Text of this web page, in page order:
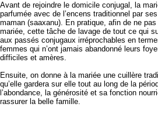
Avant de rejoindre le domicile conjugal, la
parfumée avec de l’encens traditionnel par
maman (saaxanu). En pratique, afin de ne
mariée, cette tâche de lavage de tout ce qui
aux passés conjugaux irréprochables en
femmes qui n’ont jamais abandonné leurs
difficiles et amères.
Ensuite, on donne à la mariée une cuillère
qu’elle gardera sur elle tout au long de la
l’abondance, la générosité et sa fonction
rassurer la belle famille.